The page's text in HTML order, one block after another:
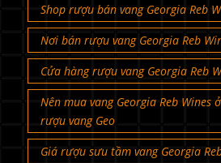
Shop rượu bán vang Georgia Reb
Nơi bán rượu vang Georgia Reb
Cửa hàng rượu vang Georgia Reb
Nên mua vang Georgia Reb Wines
rượu vang Geo
Giá rượu sưu tầm vang Georgia